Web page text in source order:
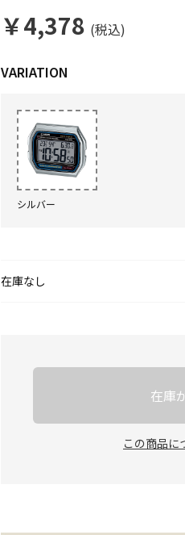
￥4,378 (税込)
在庫なし
シルバー
在庫
この商品に